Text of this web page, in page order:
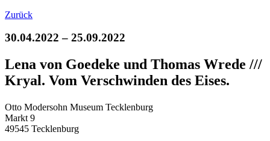
Zurück
30.04.2022 – 25.09.2022
Lena von Goedeke und Thomas Wrede ///
Kryal. Vom Verschwinden des Eises.
Otto Modersohn Museum Tecklenburg
Markt 9
49545 Tecklenburg